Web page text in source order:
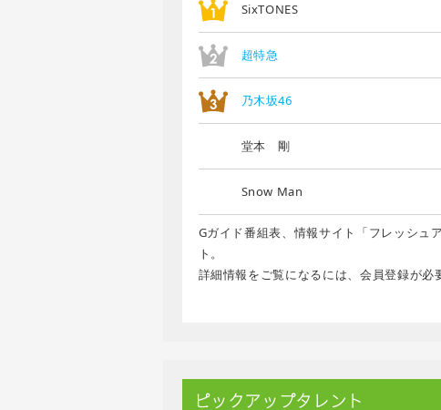
SixTONES
超特急
乃木坂46
堂本 剛
Snow Man
Gガイド番組表、情報サイト「フレッシュ
ト。
詳細情報をご覧になるには、会員登録が必
ピックアップタレント